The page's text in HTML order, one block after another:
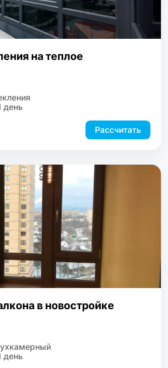
на теплое
день
Рассчитать
в новостройке
день